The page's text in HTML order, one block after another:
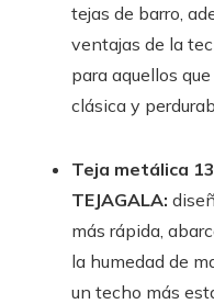
tejas de barro,
ventajas de la
para aquellos
clásica y
Teja metálica
TEJAGALA:
más rápida,
la humedad de
un techo más